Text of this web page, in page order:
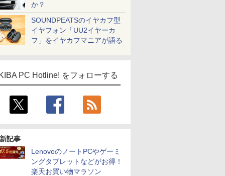
か？
SOUNDPEATSのイヤカフ型
イヤフォン「UU2イヤーカ
フ」をイヤカフマニアが語る
PC Hotline! をフォローする
記事
LenovoのノートPCやゲーミ
ングタブレットなどがお得！
楽天お買い物マラソン